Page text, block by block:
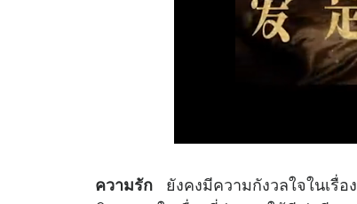
ความรัก ยังคงมีความกังวลใจในเรื่